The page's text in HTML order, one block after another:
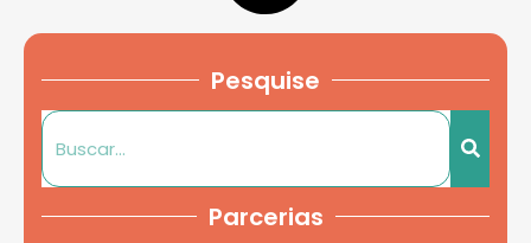
Pesquise
Parcerias